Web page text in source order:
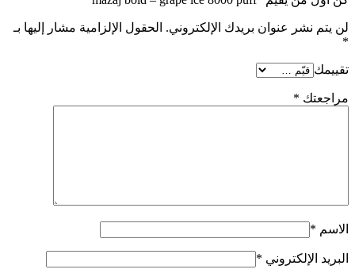
لن يتم نشر عنوان بريدك الإلكتروني. الحقول الإلزامية مشار إليها بـ
*
تقييمك
مراجعتك *
الاسم *
البريد الإلكتروني *